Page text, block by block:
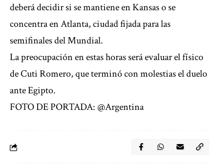
deberá decidir si se mantiene en Kansas o se
concentra en Atlanta, ciudad fijada para las
semifinales del Mundial.
La preocupación en estas horas será evaluar el físico
de Cuti Romero, que terminó con molestias el duelo
ante Egipto.
FOTO DE PORTADA: @Argentina